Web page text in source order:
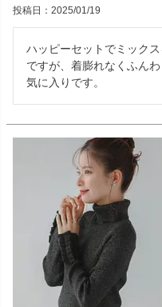
投稿日 2025/01/19
ハッピーセットでミック
ですが、着膨れなくふん
気に入りです。